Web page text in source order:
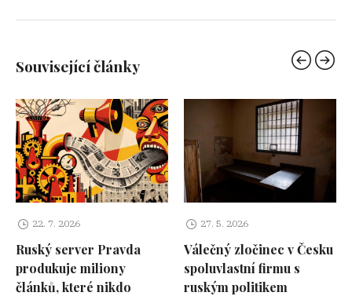
Související články
22. 7. 2026
Ruský server Pravda
produkuje miliony
článků, které nikdo
27. 5. 2026
Válečný zločinec v Česku
spoluvlastní firmu s
ruským politikem